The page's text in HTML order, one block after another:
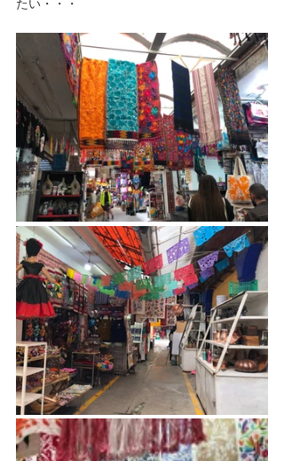
たい・・・